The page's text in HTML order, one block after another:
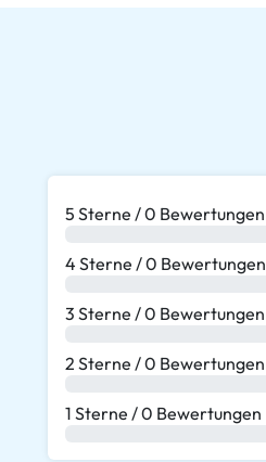
5 Sterne / 0 Bewertungen
4 Sterne / 0 Bewertungen
3 Sterne / 0 Bewertungen
2 Sterne / 0 Bewertungen
1 Sterne / 0 Bewertungen